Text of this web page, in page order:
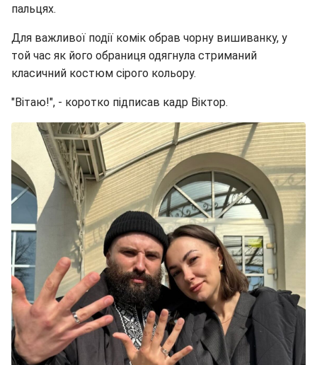
пальцях.
Для важливої події комік обрав чорну вишиванку, у
той час як його обраниця одягнула стриманий
класичний костюм сірого кольору.
"Вітаю!", - коротко підписав кадр Віктор.